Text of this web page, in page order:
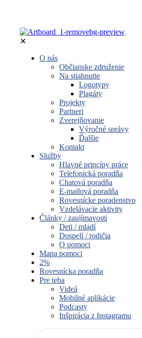
✕
O nás
Občianske združenie
Na stiahnutie
Logotypy
Plagáty
Projekty
Partneri
Zverejňovanie
Výročné správy
Ďalšie
Kontakt
Služby
Hlavné princípy práce
Telefonická poradňa
Chatová poradňa
E-mailová poradňa
Rovesnícke poradenstvo
Vzdelávacie aktivity
Články / zaujímavosti
Deti / mladí
Dospelí / rodičia
O pomoci
Mapa pomoci
2%
Rovesnícka poradňa
Pre teba
Videá
Mobilné aplikácie
Podcasty
Inšpirácia z Instagramu